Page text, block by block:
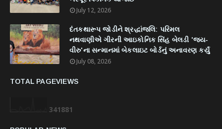
July 12, 2026
દંતકથારૂપ જોડીને શ્રદ્ધાંજલિ: પરિમલ
નથવાણીએ ગીરની આઇકોનિક સિંહ બેલડી 'જય-
વીરુ'ના સન્માનમાં બેકલાઇટ બોર્ડનું અનાવરણ કર્યું
July 08, 2026
TOTAL PAGEVIEWS
341881